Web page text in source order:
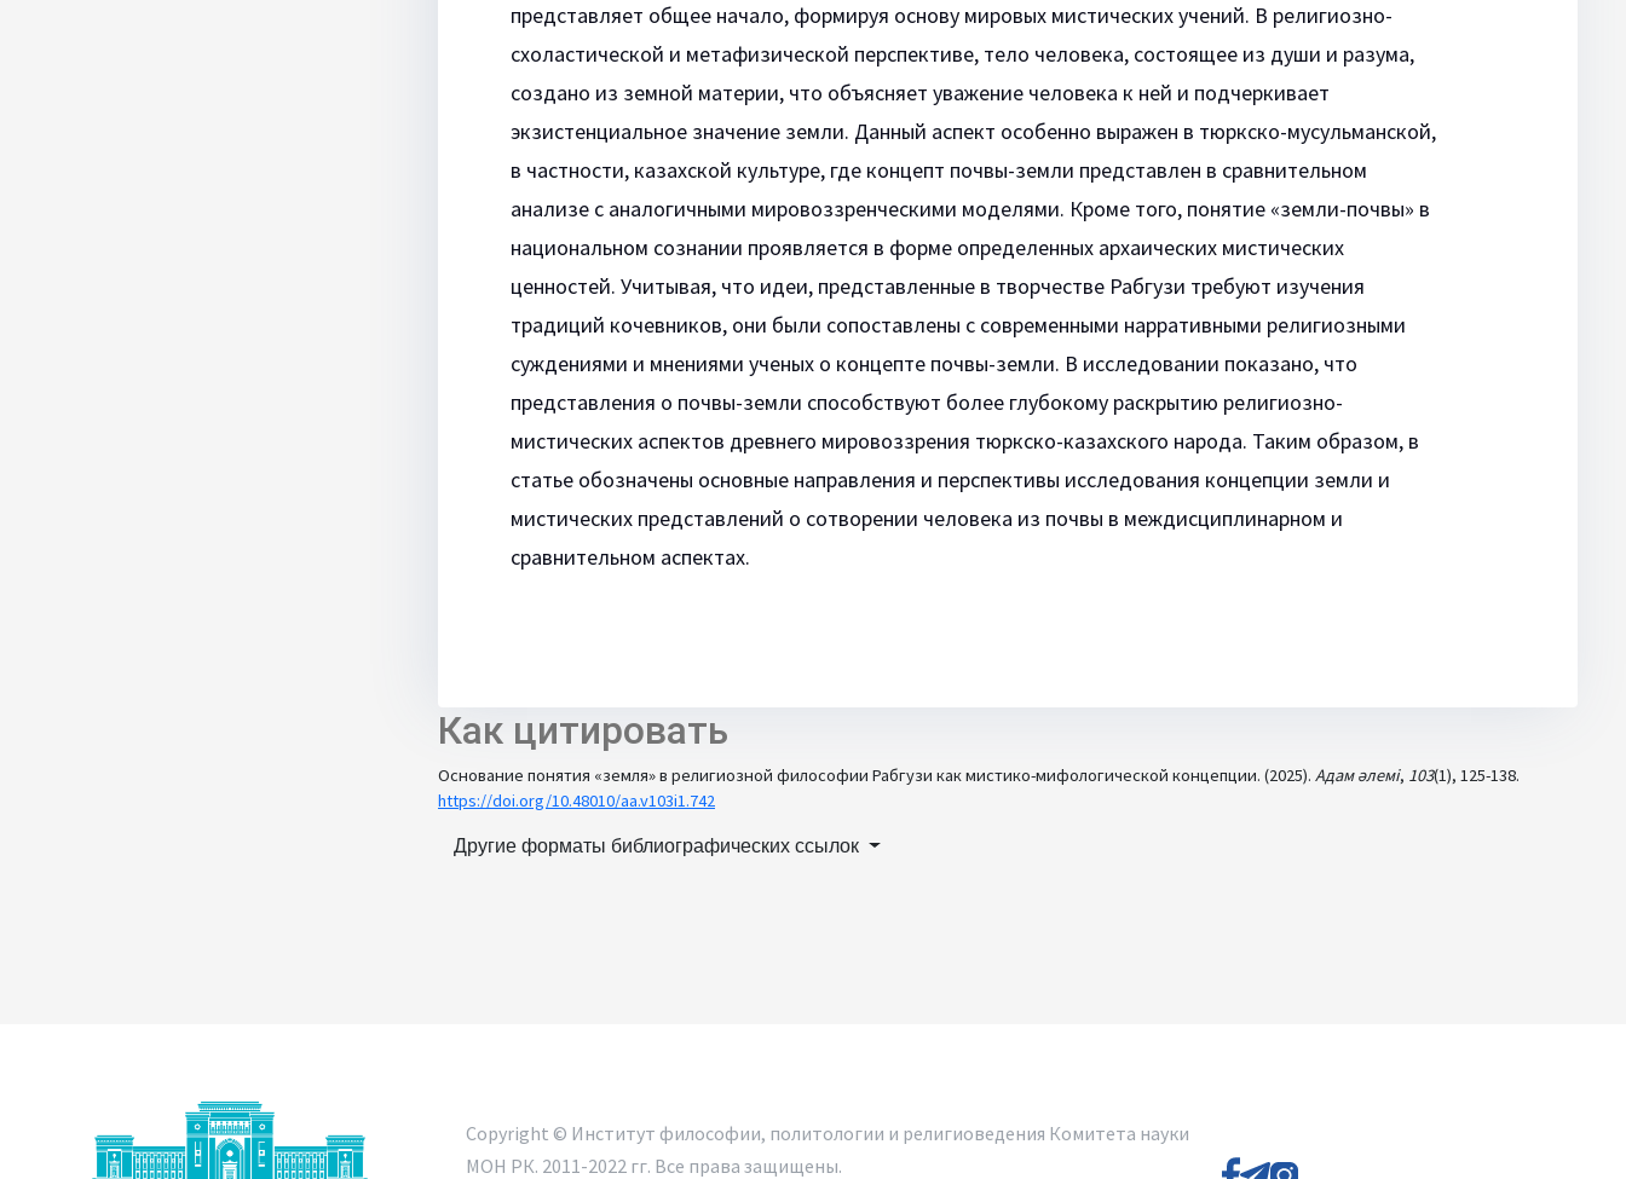
представляет общее начало, формируя основу мировых мистических учений. В религиозно-
схоластической и метафизической перспективе, тело человека, состоящее из души и разума,
создано из земной материи, что объясняет уважение человека к ней и подчеркивает
экзистенциальное значение земли. Данный аспект особенно выражен в тюркско-мусульманской,
в частности, казахской культуре, где концепт почвы-земли представлен в сравнительном
анализе с аналогичными мировоззренческими моделями. Кроме того, понятие «земли-почвы» в
национальном сознании проявляется в форме определенных архаических мистических
ценностей. Учитывая, что идеи, представленные в творчестве Рабгузи требуют изучения
традиций кочевников, они были сопоставлены с современными нарративными религиозными
суждениями и мнениями ученых о концепте почвы-земли. В исследовании показано, что
представления о почвы-земли способствуют более глубокому раскрытию религиозно-
мистических аспектов древнего мировоззрения тюркско-казахского народа. Таким образом, в
статье обозначены основные направления и перспективы исследования концепции земли и
мистических представлений о сотворении человека из почвы в междисциплинарном и
сравнительном аспектах.
Как цитировать
Основание понятия «земля» в религиозной философии Рабгузи как мистико-мифологической концепции. (2025). Адам әлемі, 103(1), 125-138.
https://doi.org/10.48010/aa.v103i1.742
Другие форматы библиографических ссылок
Copyright © Институт философии, политологии и религиоведения Комитета науки
МОН РК. 2011-2022 гг. Все права защищены.